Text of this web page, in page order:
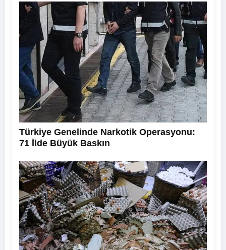
Türkiye Genelinde Narkotik Operasyonu:
71 İlde Büyük Baskın